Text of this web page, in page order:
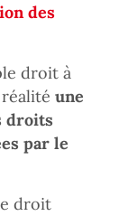
des
droit à
une
droits
par le
droit